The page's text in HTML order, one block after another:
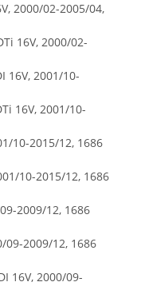
2000/02-2005/04,
16V, 2000/02-
16V, 2001/10-
16V, 2001/10-
10-2015/12, 1686
10-2015/12, 1686
2009/12, 1686
09-2009/12, 1686
16V, 2000/09-